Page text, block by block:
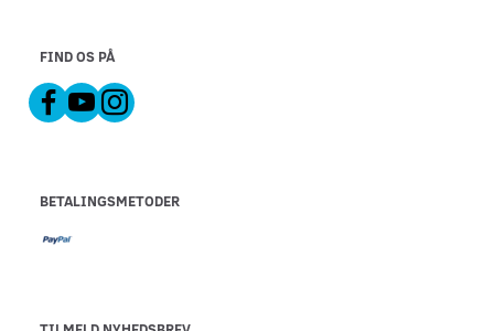
FIND OS PÅ
BETALINGSMETODER